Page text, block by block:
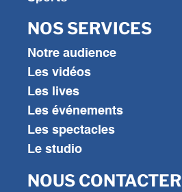
NOS SERVICES
Notre audience
Les vidéos
Les lives
Les événements
Les spectacles
Le studio
NOUS CONTACTER